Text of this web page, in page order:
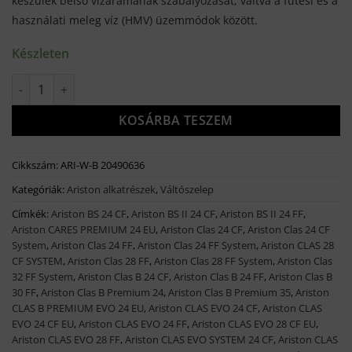
használati meleg víz (HMV) üzemmódok között.
Készleten
Ariston váltószelep betét (Baxi) mennyiség
KOSÁRBA TESZEM
Cikkszám:ARI-W-B 20490636
Kategóriák:Ariston alkatrészek, Váltószelep
Címkék:Ariston BS 24 CF, Ariston BS II 24 CF, Ariston BS II 24 FF,
Ariston CARES PREMIUM 24 EU, Ariston Clas 24 CF, Ariston Clas 24 CF
System, Ariston Clas 24 FF, Ariston Clas 24 FF System, Ariston CLAS 28
CF SYSTEM, Ariston Clas 28 FF, Ariston Clas 28 FF System, Ariston Clas
32 FF System, Ariston Clas B 24 CF, Ariston Clas B 24 FF, Ariston Clas B
30 FF, Ariston Clas B Premium 24, Ariston Clas B Premium 35, Ariston
CLAS B PREMIUM EVO 24 EU, Ariston CLAS EVO 24 CF, Ariston CLAS
EVO 24 CF EU, Ariston CLAS EVO 24 FF, Ariston CLAS EVO 28 CF EU,
Ariston CLAS EVO 28 FF, Ariston CLAS EVO SYSTEM 24 CF, Ariston CLAS